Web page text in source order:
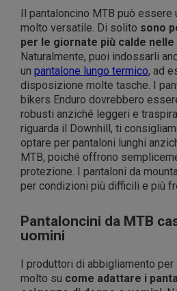
Il pantaloncino MTB può
molto versatile. Di solito sono
per le giornate più calde
Naturalmente, puoi indossarli
un pantalone lungo termico, ad
disposizione molte tasche. I
bikers Enduro dovrebbero
robusti anziché leggeri e
riguarda il Downhill, ti
optare per pantaloni lunghi
MTB, poiché offrono
protezione. I pantaloni da
per condizioni più difficili e più
Pantaloncini da MTB
uomini
I produttori di abbigliamento
molto su come adattare i